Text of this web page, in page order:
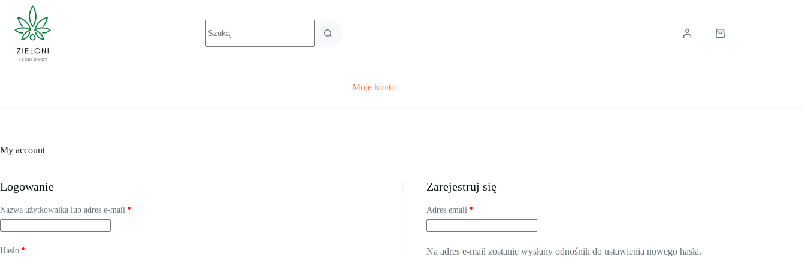
treści
wyników
Koszyk
Moje konto
My account
Logowanie
Nazwa użytkownika lub adres e-mail *Wymagane
Hasło *Wymagane
Zarejestruj się
Adres email *Wymagane
Na adres e-mail zostanie wysłany odnośnik do ustawienia nowego hasła.